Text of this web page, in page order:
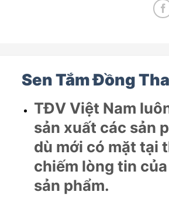
Sen Tắm Đồng
TĐV Việt Nam
sản xuất các sản
dù mới có mặt tại
chiếm lòng tin
sản phẩm.